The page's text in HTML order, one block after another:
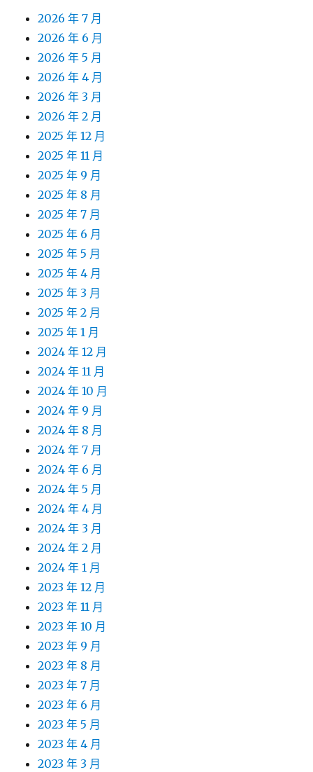
2026 年 7 月
2026 年 6 月
2026 年 5 月
2026 年 4 月
2026 年 3 月
2026 年 2 月
2025 年 12 月
2025 年 11 月
2025 年 9 月
2025 年 8 月
2025 年 7 月
2025 年 6 月
2025 年 5 月
2025 年 4 月
2025 年 3 月
2025 年 2 月
2025 年 1 月
2024 年 12 月
2024 年 11 月
2024 年 10 月
2024 年 9 月
2024 年 8 月
2024 年 7 月
2024 年 6 月
2024 年 5 月
2024 年 4 月
2024 年 3 月
2024 年 2 月
2024 年 1 月
2023 年 12 月
2023 年 11 月
2023 年 10 月
2023 年 9 月
2023 年 8 月
2023 年 7 月
2023 年 6 月
2023 年 5 月
2023 年 4 月
2023 年 3 月